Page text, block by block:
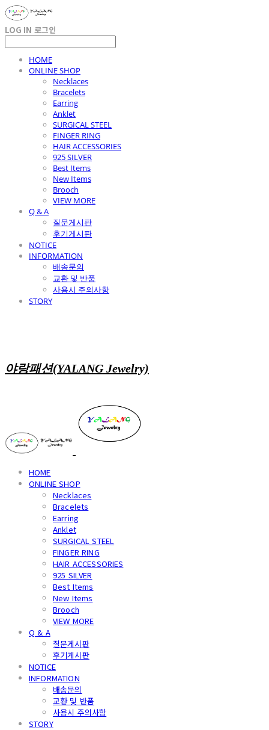
LOG IN 로그인
HOME
ONLINE SHOP
Necklaces
Bracelets
Earring
Anklet
SURGICAL STEEL
FINGER RING
HAIR ACCESSORIES
925 SILVER
Best Items
New Items
Brooch
VIEW MORE
Q & A
질문게시판
후기게시판
NOTICE
INFORMATION
배송문의
교환 및 반품
사용시 주의사항
STORY
야랑패션(YALANG Jewelry)
HOME
ONLINE SHOP
Necklaces
Bracelets
Earring
Anklet
SURGICAL STEEL
FINGER RING
HAIR ACCESSORIES
925 SILVER
Best Items
New Items
Brooch
VIEW MORE
Q & A
질문게시판
후기게시판
NOTICE
INFORMATION
배송문의
교환 및 반품
사용시 주의사항
STORY